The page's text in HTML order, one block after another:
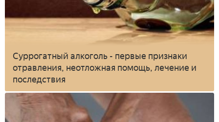
Суррогатный алкоголь - первые признаки
отравления, неотложная помощь, лечение и
последствия